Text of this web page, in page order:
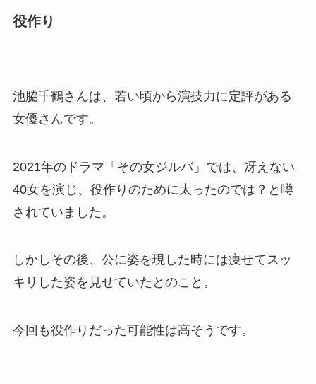
役作り
池脇千鶴さんは、若い頃から演技力に定評がある
女優さんです。
2021年のドラマ「その女ジルバ」では、冴えない
40女を演じ、役作りのために太ったのでは？と噂
されていました。
しかしその後、公に姿を現した時には痩せてスッ
キリした姿を見せていたとのこと。
今回も役作りだった可能性は高そうです。